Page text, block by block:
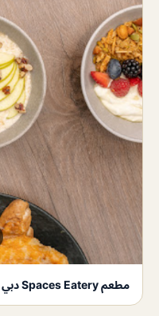
مطعم Spaces Eatery دبي (الاسعار + المنيو + الموقع)